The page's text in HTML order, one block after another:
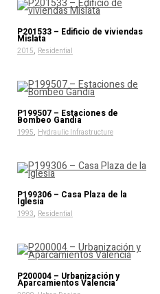
P201533 – Edificio de viviendas
Mislata
2015, Residential
P199507 – Estaciones de
Bombeo Gandía
1995, Hydraulic Infrastructure
P199306 – Casa Plaza de la
Iglesia
1993, Residential
P200004 – Urbanización y
Aparcamientos Valencia